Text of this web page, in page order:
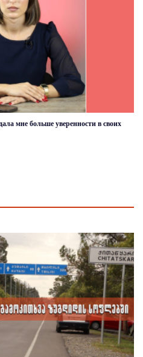
мне больше уверенности в своих